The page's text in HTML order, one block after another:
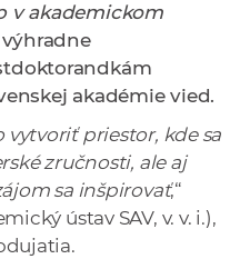
v
í
k
o
c
v akademickom
akadémie vied.
priestor, kde sa
zručnosti, ale aj
sa inšpirovať,“
ústav SAV, v. v. i.),